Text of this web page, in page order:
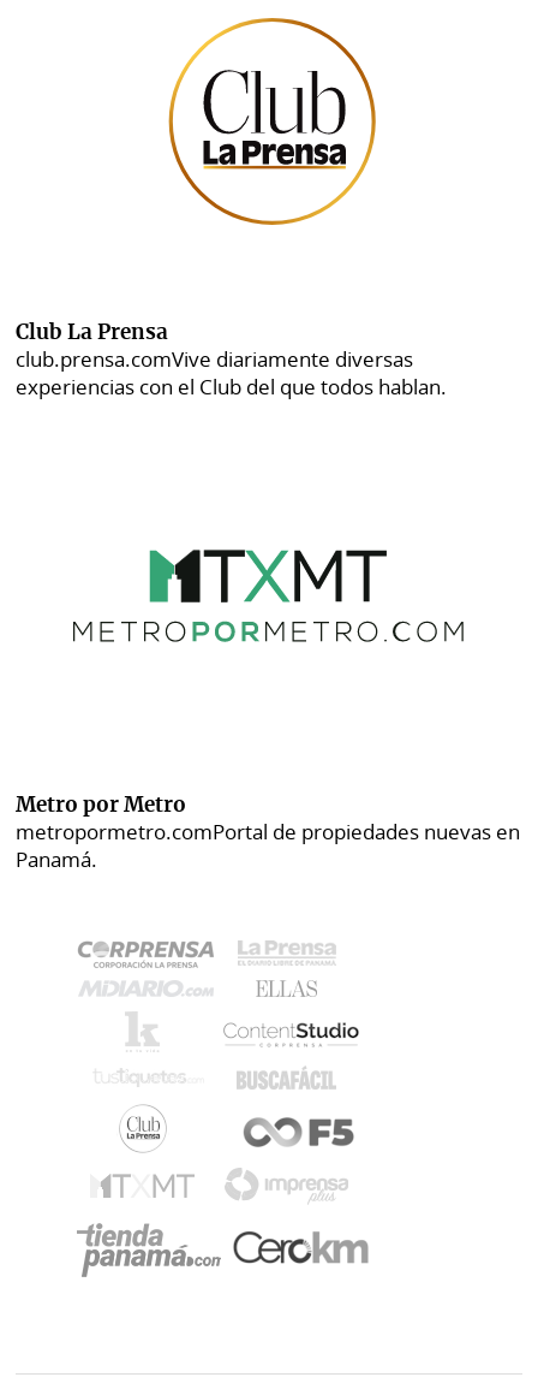
Club La Prensa
club.prensa.comVive diariamente diversas
experiencias con el Club del que todos hablan.
Metro por Metro
metropormetro.comPortal de propiedades nuevas en
Panamá.